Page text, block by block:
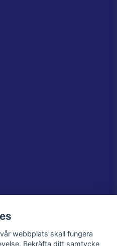
webbplats skall fungera
Bekräfta ditt samtycke